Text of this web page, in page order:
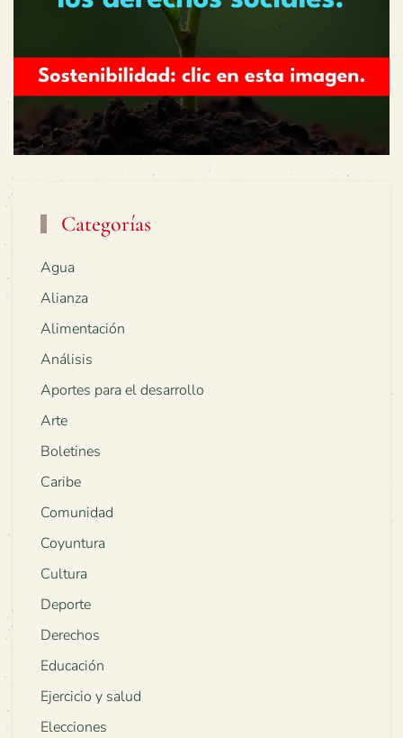
Categorías
Agua
Alianza
Alimentación
Análisis
Aportes para el desarrollo
Arte
Boletines
Caribe
Comunidad
Coyuntura
Cultura
Deporte
Derechos
Educación
Ejercicio y salud
Elecciones